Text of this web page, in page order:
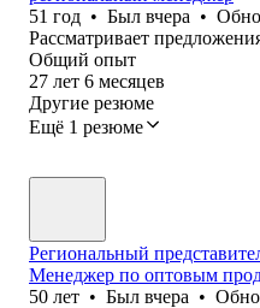
51 год • Был вчера •
Рассматривает
Общий опыт
27 лет 6 месяцев
Другие резюме
Ещё 1 резюме
Региональный
Менеджер по оптовым
50 лет • Был вчера •